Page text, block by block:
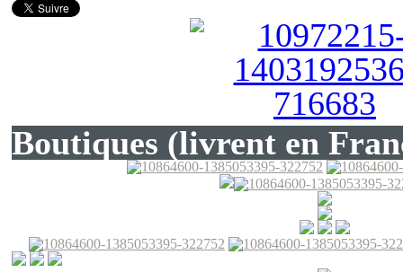
Boutiques (livrent en